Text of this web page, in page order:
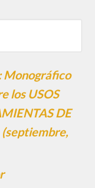
Monográfico
los USOS
DE
(septiembre,